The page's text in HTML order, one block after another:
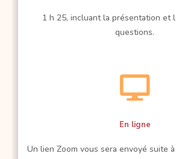
1 h 25, incluant la présentation et
questions.

En ligne
Un lien Zoom vous sera envoyé suite